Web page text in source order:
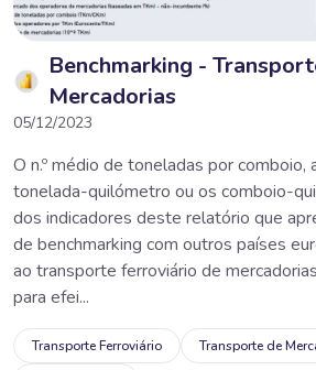
Benchmarking -
Mercadorias
05/12/2023
O n.º médio de toneladas por comboio,
tonelada-quilómetro ou os comboio-
dos indicadores deste relatório que
de benchmarking com outros países
ao transporte ferroviário de
para efei...
Transporte Ferroviário
Transporte de